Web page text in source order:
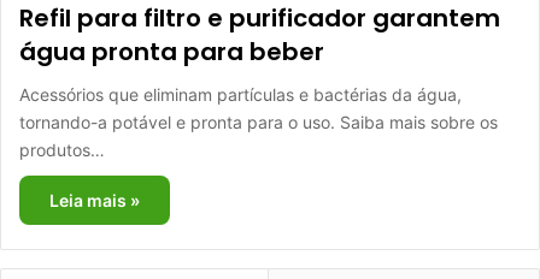
Refil para filtro e purificador garantem
água pronta para beber
Acessórios que eliminam partículas e bactérias da água,
tornando-a potável e pronta para o uso. Saiba mais sobre os
produtos…
Leia mais »